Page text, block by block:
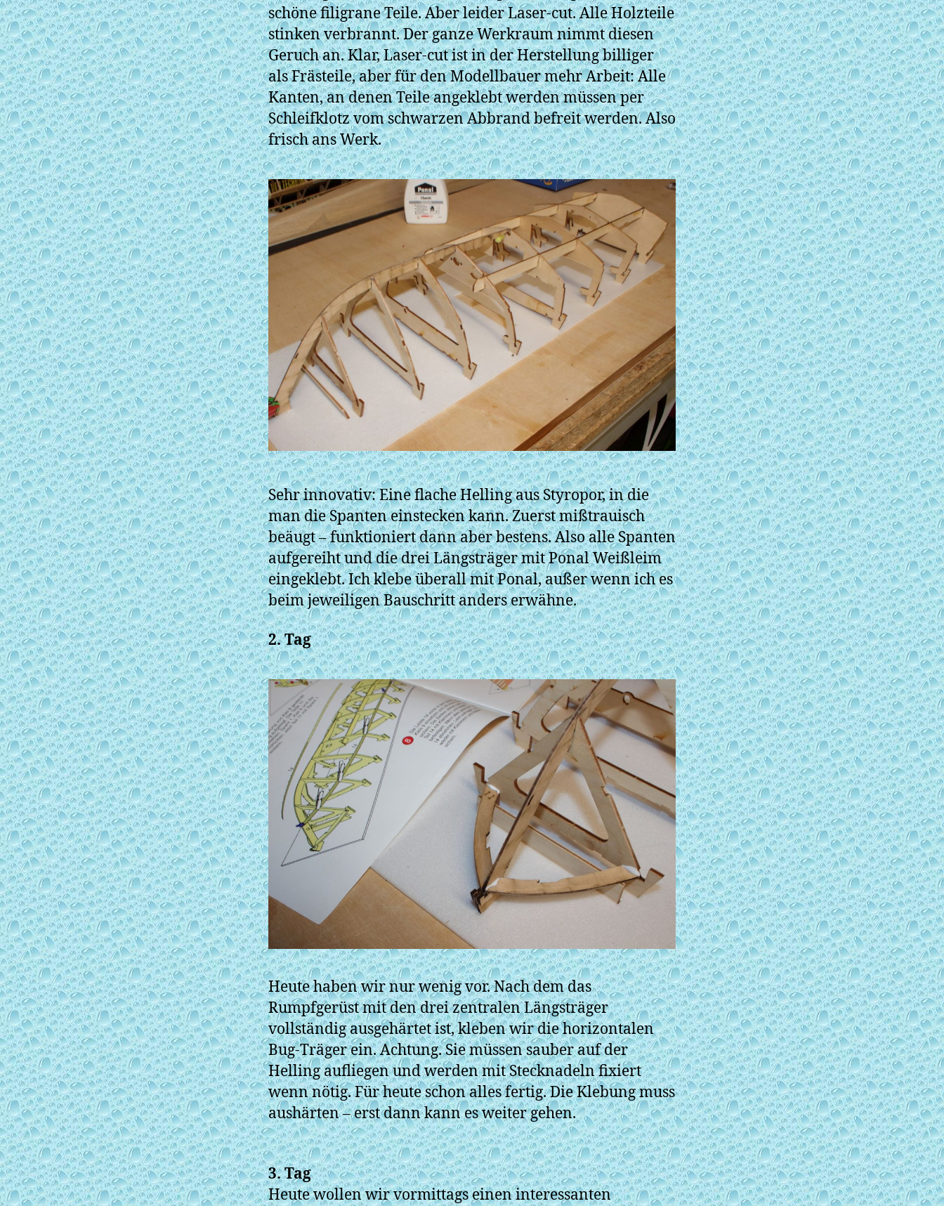
schöne filigrane Teile. Aber leider Laser-cut. Alle Holzteile
stinken verbrannt. Der ganze Werkraum nimmt diesen
Geruch an. Klar, Laser-cut ist in der Herstellung billiger
als Frästeile, aber für den Modellbauer mehr Arbeit: Alle
Kanten, an denen Teile angeklebt werden müssen per
Schleifklotz vom schwarzen Abbrand befreit werden. Also
frisch ans Werk.
Sehr innovativ: Eine flache Helling aus Styropor, in die
man die Spanten einstecken kann. Zuerst mißtrauisch
beäugt – funktioniert dann aber bestens. Also alle Spanten
aufgereiht und die drei Längsträger mit Ponal Weißleim
eingeklebt. Ich klebe überall mit Ponal, außer wenn ich es
beim jeweiligen Bauschritt anders erwähne.
2. Tag
Heute haben wir nur wenig vor. Nach dem das
Rumpfgerüst mit den drei zentralen Längsträger
vollständig ausgehärtet ist, kleben wir die horizontalen
Bug-Träger ein. Achtung. Sie müssen sauber auf der
Helling aufliegen und werden mit Stecknadeln fixiert
wenn nötig. Für heute schon alles fertig. Die Klebung muss
aushärten – erst dann kann es weiter gehen.
3. Tag
Heute wollen wir vormittags einen interessanten